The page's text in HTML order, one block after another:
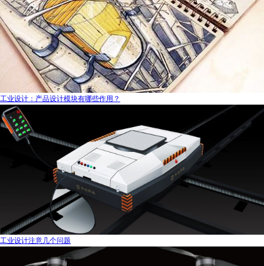
工业设计：产品设计模块有哪些作用？
工业设计注意几个问题